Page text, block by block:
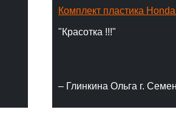
Комплект пластика
"Красотка !!!"
– Глинкина Ольга г.